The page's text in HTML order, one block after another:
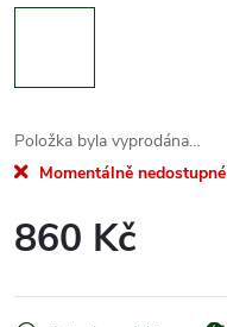
Položka byla vyprodána…
Momentálně nedostupné
860 Kč
cena: